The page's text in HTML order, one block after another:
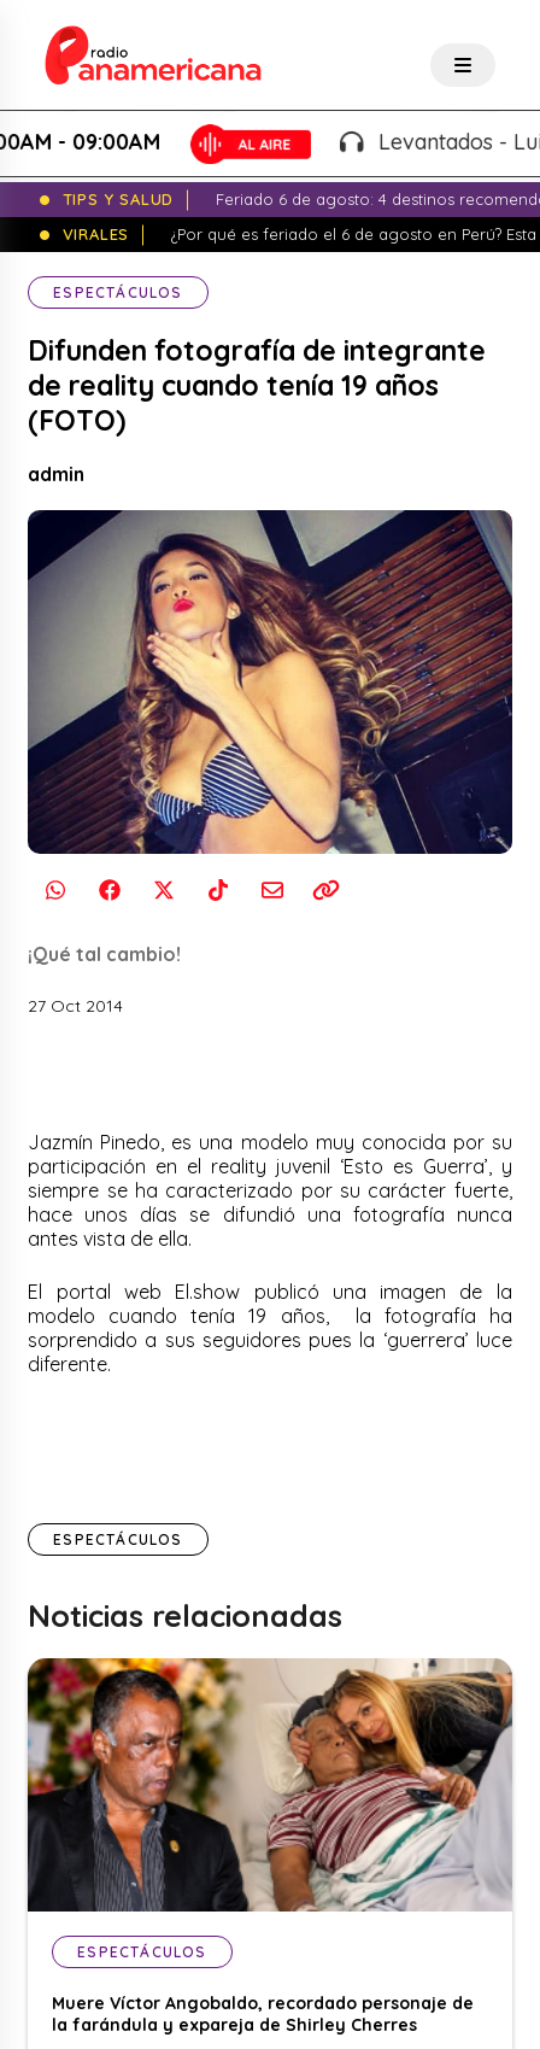
09:00AM Levantados - Luigui
TIPS Y SALUD
Feriado 6 de agosto: 4 destinos
VIRALES
¿Por qué es feriado el 6 de agosto en Perú?
ESPECTÁCULOS
Difunden fotografía de integrante
de reality cuando tenía 19 años
(FOTO)
admin
¡Qué tal cambio!
27 Oct 2014
Jazmín Pinedo, es una modelo muy conocida por su
participación en el reality juvenil ‘Esto es Guerra’, y
siempre se ha caracterizado por su carácter fuerte,
hace unos días se difundió una fotografía nunca
antes vista de ella.
El portal web El.show publicó una imagen de la
modelo cuando tenía 19 años, la fotografía ha
sorprendido a sus seguidores pues la ‘guerrera’ luce
diferente.
ESPECTÁCULOS
Noticias relacionadas
ESPECTÁCULOS
Muere Víctor Angobaldo, recordado personaje de
la farándula y expareja de Shirley Cherres